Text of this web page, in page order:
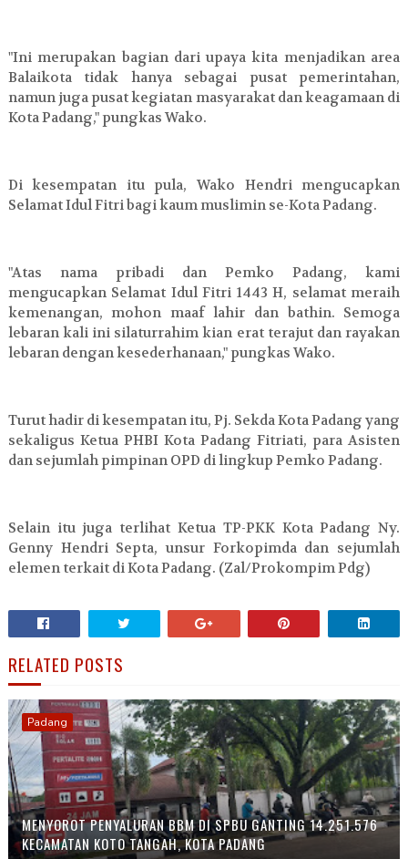
"Ini merupakan bagian dari upaya kita menjadikan area
Balaikota tidak hanya sebagai pusat pemerintahan,
namun juga pusat kegiatan masyarakat dan keagamaan di
Kota Padang," pungkas Wako.
Di kesempatan itu pula, Wako Hendri mengucapkan
Selamat Idul Fitri bagi kaum muslimin se-Kota Padang.
"Atas nama pribadi dan Pemko Padang, kami
mengucapkan Selamat Idul Fitri 1443 H, selamat meraih
kemenangan, mohon maaf lahir dan bathin. Semoga
lebaran kali ini silaturrahim kian erat terajut dan rayakan
lebaran dengan kesederhanaan," pungkas Wako.
Turut hadir di kesempatan itu, Pj. Sekda Kota Padang yang
sekaligus Ketua PHBI Kota Padang Fitriati, para Asisten
dan sejumlah pimpinan OPD di lingkup Pemko Padang.
Selain itu juga terlihat Ketua TP-PKK Kota Padang Ny.
Genny Hendri Septa, unsur Forkopimda dan sejumlah
elemen terkait di Kota Padang. (Zal/Prokompim Pdg)
RELATED POSTS
Padang
MENYOROT PENYALURAN BBM DI SPBU GANTING 14.251.576
KECAMATAN KOTO TANGAH, KOTA PADANG